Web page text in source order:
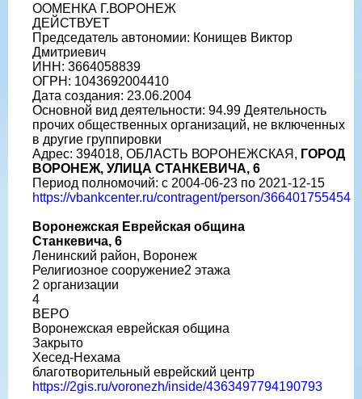
ООМЕНКА Г.ВОРОНЕЖ
ДЕЙСТВУЕТ
Председатель автономии: Конищев Виктор
Дмитриевич
ИНН: 3664058839
ОГРН: 1043692004410
Дата создания: 23.06.2004
Основной вид деятельности: 94.99 Деятельность
прочих общественных организаций, не включенных
в другие группировки
Адрес: 394018, ОБЛАСТЬ ВОРОНЕЖСКАЯ, ГОРОД
ВОРОНЕЖ, УЛИЦА СТАНКЕВИЧА, 6
Период полномочий: с 2004-06-23 по 2021-12-15
https://vbankcenter.ru/contragent/person/366401755454
Воронежская Еврейская община
Станкевича, 6
Ленинский район, Воронеж
​Религиозное сооружение​2 этажа
2 организации
4
ВЕРО
Воронежская еврейская община
Закрыто
Хесед-Нехама
благотворительный еврейский центр
https://2gis.ru/voronezh/inside/4363497794190793